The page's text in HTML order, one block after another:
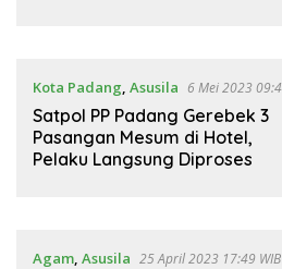
Kota Padang, Asusila 6 Mei 2023 09:40
WIB
Satpol PP Padang Gerebek 3
Pasangan Mesum di Hotel,
Pelaku Langsung Diproses
Agam, Asusila 25 April 2023 17:49 WIB